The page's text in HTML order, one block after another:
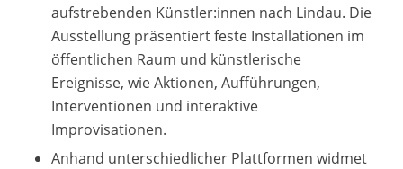
aufstrebenden Künstler:innen nach Lindau. Die
Ausstellung präsentiert feste Installationen im
öffentlichen Raum und künstlerische
Ereignisse, wie Aktionen, Aufführungen,
Interventionen und interaktive
Improvisationen.
Anhand unterschiedlicher Plattformen widmet